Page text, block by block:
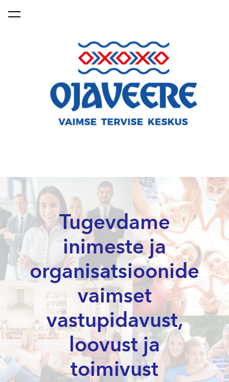
lisati ostukorvi.
Tugevdame
inimeste ja
organisatsioonide
vaimset
vastupidavust,
loovust ja
toimivust